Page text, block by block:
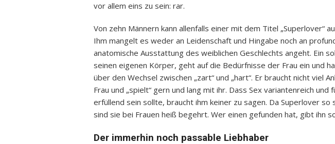
vor allem eins zu sein: rar.
Von zehn Männern kann allenfalls einer mit dem Titel „Superlover“
Ihm mangelt es weder an Leidenschaft und Hingabe noch an
anatomische Ausstattung des weiblichen Geschlechts angeht. Ein
seinen eigenen Körper, geht auf die Bedürfnisse der Frau ein und
über den Wechsel zwischen „zart“ und „hart“. Er braucht nicht viel
Frau und „spielt“ gern und lang mit ihr. Dass Sex variantenreich und
erfüllend sein sollte, braucht ihm keiner zu sagen. Da Superlover
sind sie bei Frauen heiß begehrt. Wer einen gefunden hat, gibt ihn
Der immerhin noch passable Liebhaber